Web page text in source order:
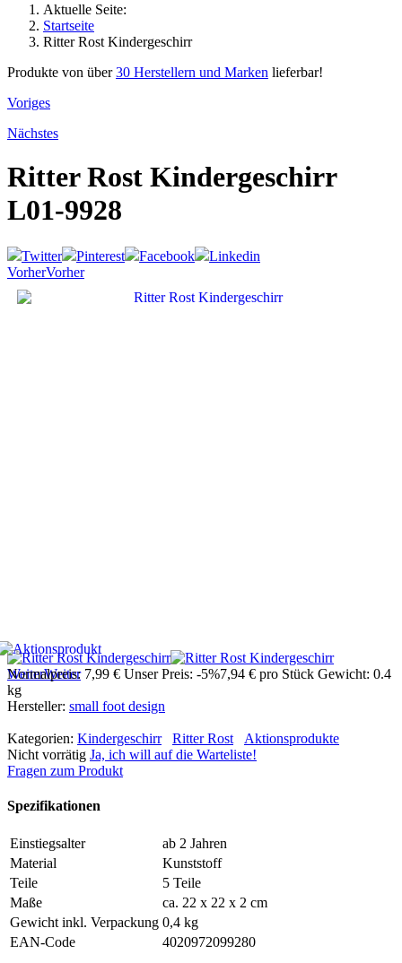
Aktuelle Seite:
Startseite
Ritter Rost Kindergeschirr
Produkte von über30 Herstellern und Marken lieferbar!
Voriges
Nächstes
Ritter Rost Kindergeschirr
L01-9928
Twitter Pinterest Facebook
Linkedin
VorherVorher
WeiterWeiter
Normalpreis: 7,99 € Unser Preis: -5%7,94 € pro Stück Gewicht: 0.4
kg
Hersteller: small foot design
Kategorien: Kindergeschirr Ritter Rost
Aktionsprodukte
Nicht vorrätig Ja, ich will auf die Warteliste!
Fragen zum Produkt
Spezifikationen
Einstiegsalter
ab 2 Jahren
Material
Kunststoff
Teile
5 Teile
Maße
ca. 22 x 22 x 2 cm
Gewicht inkl. Verpackung 0,4 kg
EAN-Code
4020972099280